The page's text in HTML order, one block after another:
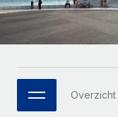
Platform
Ingebouwde
Integraties
Enterprise
Global HR
WERK MET ONS
HR-woordenlijst
Checklists en
Webinars
Italiano
Português
日本語
한국어
Overzicht